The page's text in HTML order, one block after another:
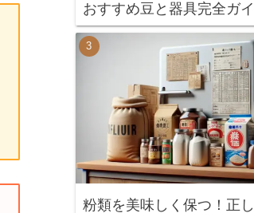
おすすめ豆と器具完全ガ
粉類を美味しく保つ！正